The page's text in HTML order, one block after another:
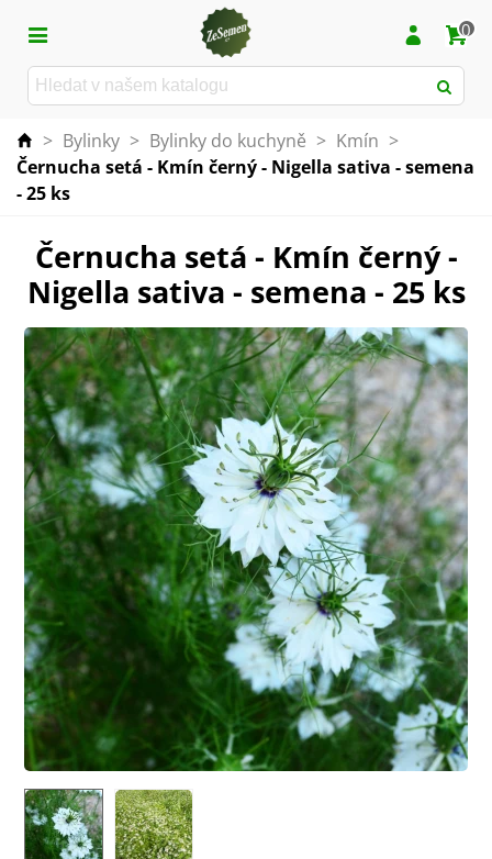
0
> Bylinky > Bylinky do kuchyně > Kmín >
Černucha setá - Kmín černý - Nigella sativa - semena
- 25 ks
Černucha setá - Kmín černý -
Nigella sativa - semena - 25 ks